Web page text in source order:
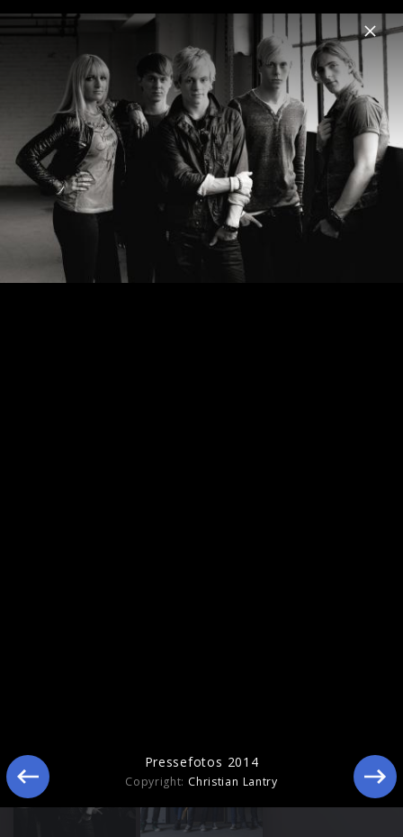
Menu
Home News Musik Videos Fotos Biografie
Pressefotos 2015
Pressefotos 2014
Copyright: Christian Lantry